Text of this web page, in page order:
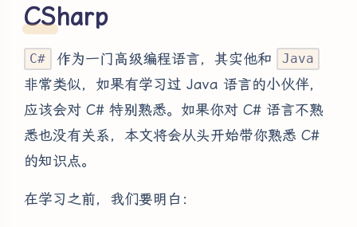
CSharp
C# 作为一门高级编程语言，其实他和 Java
非常类似，如果有学习过 Java 语言的小伙伴，
应该会对 C# 特别熟悉。如果你对 C# 语言不熟
悉也没有关系，本文将会从头开始带你熟悉 C#
的知识点。
在学习之前，我们要明白：